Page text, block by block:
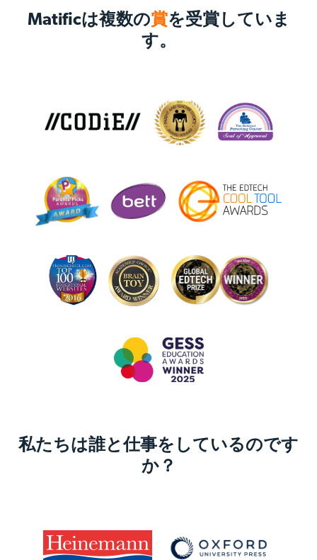
Matificは複数の賞を受賞していま
す。
私たちは誰と仕事をしているのです
か？